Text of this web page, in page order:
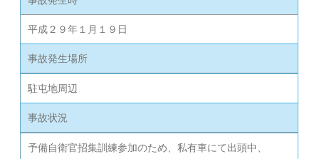
平成２９年１月１９日
事故発生場所
駐屯地周辺
事故状況
予備自衛官招集訓練参加のため、私有車にて出頭中、